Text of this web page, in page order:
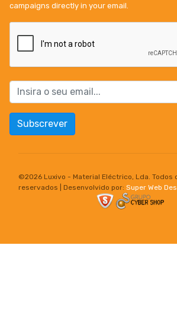
campaigns directly in your email.
Subscrever
©2026 Luxivo - Material Eléctrico, Lda. Todos
reservados | Desenvolvido por: Super Web